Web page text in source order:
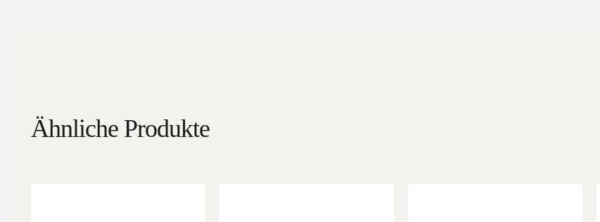
Ähnliche Produkte